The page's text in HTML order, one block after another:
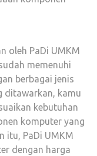
oleh PaDi UMKM
memenuhi
berbagai jenis
ditawarkan, kamu
kebutuhan
komputer yang
itu, PaDi UMKM
dengan harga